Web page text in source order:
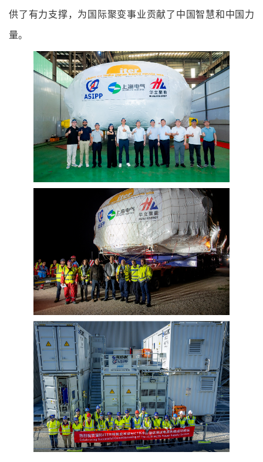
供了有力支撑，为国际聚变事业贡献了中国智慧和中国力
量。